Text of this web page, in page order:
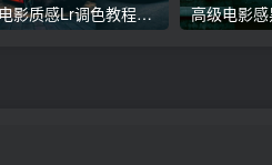
高级汽车电影质感Lr调色教程，手机滤镜PS+Lightroom预设下载！